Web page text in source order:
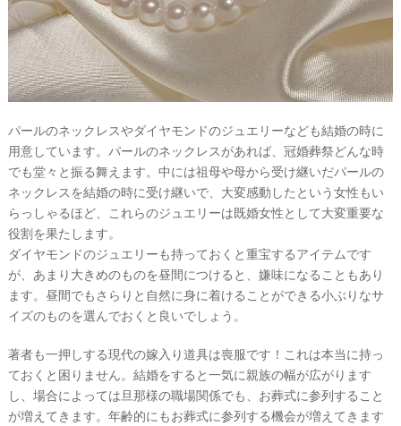
パールのネックレスやダイヤモンドのジュエリーなども結婚の時に
用意しています。パールのネックレスがあれば、冠婚葬祭どんな時
でも堂々と振る舞えます。中には祖母や母から受け継いだパールの
ネックレスを結婚の時に受け継いで、大変感動したという女性もい
らっしゃるほど、これらのジュエリーは既婚女性として大変重要な
役割を果たします。
ダイヤモンドのジュエリーも持っておくと重宝するアイテムです
が、あまり大きめのものを昼間につけると、嫌味になることもあり
ます。昼間でもさらりと自然に身に着けることができる小ぶりなサ
イズのものを選んでおくと良いでしょう。
著者も一押しする現代の嫁入り道具は喪服です！これは本当に持っ
ておくと困りません。結婚をすると一気に親族の幅が広がります
し、場合によっては旦那様の職場関係でも、お葬式に参列すること
が増えてきます。年齢的にもお葬式に参列する機会が増えてきます